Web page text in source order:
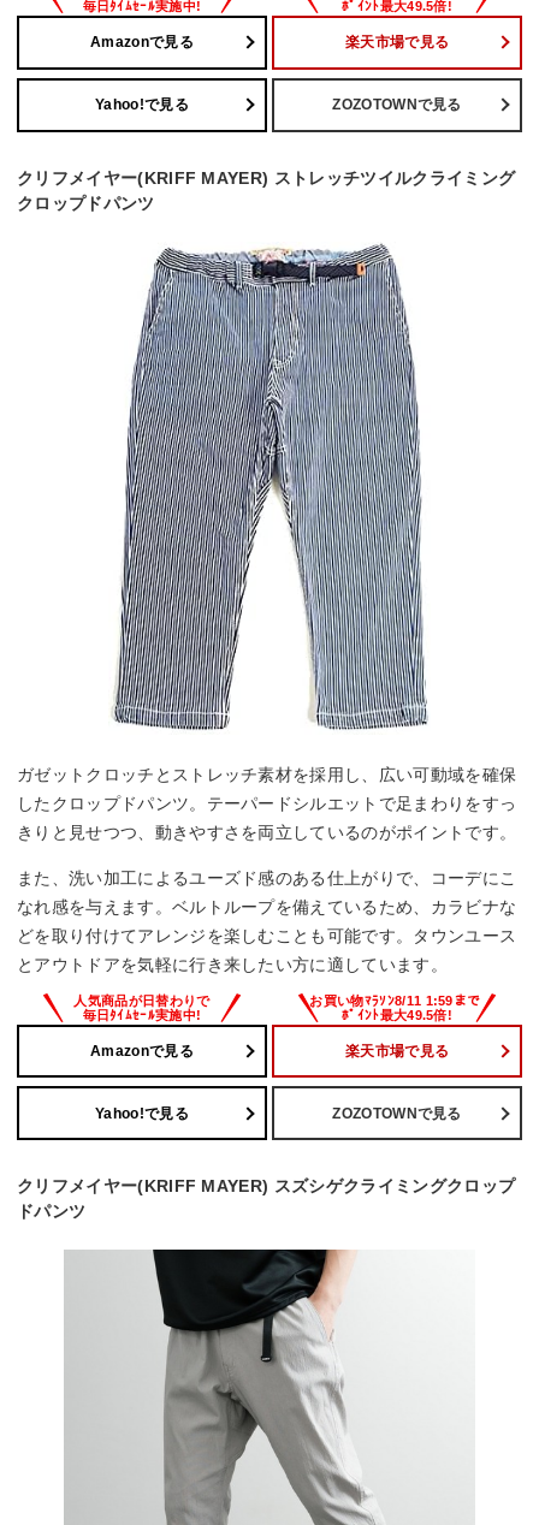
Amazonで見る 楽天市場で見る
Yahoo!で見る ZOZOTOWNで見る
クリフメイヤー(KRIFF MAYER) ストレッチツイルクライミング
クロップドパンツ
ガゼットクロッチとストレッチ素材を採用し、広い可動域を確保
したクロップドパンツ。テーパードシルエットで足まわりをすっ
きりと見せつつ、動きやすさを両立しているのがポイントです。
また、洗い加工によるユーズド感のある仕上がりで、コーデにこ
なれ感を与えます。ベルトループを備えているため、カラビナな
どを取り付けてアレンジを楽しむことも可能です。タウンユース
とアウトドアを気軽に行き来したい方に適しています。
Amazonで見る 楽天市場で見る
Yahoo!で見る ZOZOTOWNで見る
クリフメイヤー(KRIFF MAYER) スズシゲクライミングクロップ
ドパンツ